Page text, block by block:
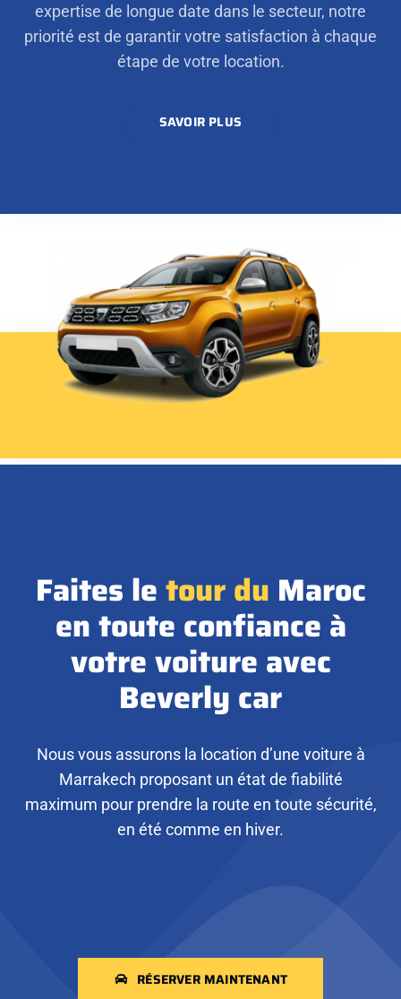
expertise de longue date dans le secteur, notre
priorité est de garantir votre satisfaction à chaque
étape de votre location.
SAVOIR PLUS
Faites letourdu Maroc
en toute confiance à
votre voiture avec
Beverly car
Nous vous assurons la location d’une voiture à
Marrakech proposant un état de fiabilité
maximum pour prendre la route en toute sécurité,
en été comme en hiver.
RÉSERVER MAINTENANT